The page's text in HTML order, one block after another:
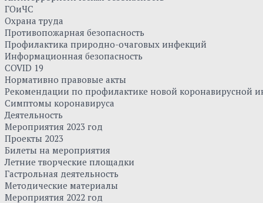
ГОиЧС
Охрана труда
Противопожарная безопасность
Профилактика природно-очаговых инфекций
Информационная безопасность
COVID 19
Нормативно правовые акты
Рекомендации по профилактике новой коронавирусной
Симптомы коронавируса
Деятельность
Мероприятия 2023 год
Проекты 2023
Билеты на мероприятия
Летние творческие площадки
Гастрольная деятельность
Методические материалы
Мероприятия 2022 год